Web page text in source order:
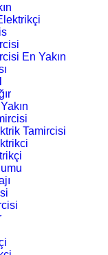
En Yakın
Tamircisi